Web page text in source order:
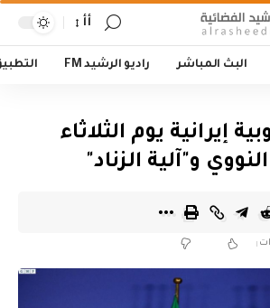
أأ
البث المباشر راديو الرشيد FM
إيرانية يوم الثلاثاء
و"آلية الزناد"